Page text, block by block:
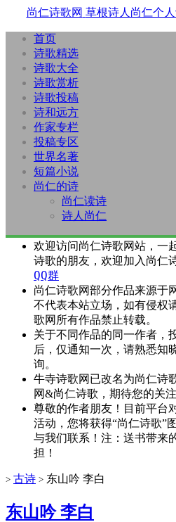
尚仁诗歌网 草根诗人尚仁个
首页
诗歌精选
诗歌大全
诗歌赏析
诗歌投稿
诗和远方
作家专栏
投稿专区
世界名著
短篇小说
尚仁的诗
尚仁读诗
诗人尚仁
欢迎访问尚仁诗歌网站，一
诗歌的朋友，欢迎加入尚仁
QQ群
尚仁诗歌网部分作品来源于
不代表本站立场，如有侵权
歌网所有作品禁止转载。
关于不同作品的同一作者，
后，仅通知一次，请熟悉知
询。
牛寺诗歌网已改名为尚仁诗
网&尚仁诗歌，期待您的关注
尊敬的作者朋友！目前平台
活动，您将获得“尚仁诗歌”
与我们联系！注：送书带来
担！
> 古诗 > 东山吟 李白
东山吟 李白